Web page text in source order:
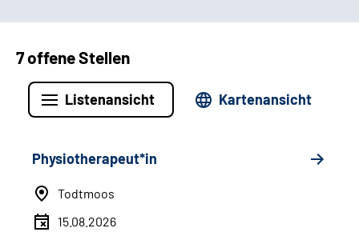
7 offene Stellen
Listenansicht Kartenansicht
Physiotherapeut*in
Todtmoos
15.08.2026